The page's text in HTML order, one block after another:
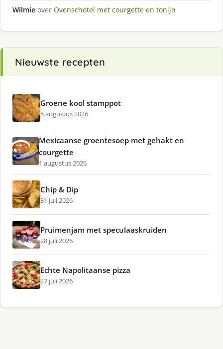
Wilmie over Ovenschotel met courgette en tonijn
Nieuwste recepten
Groene kool stamppot
5 augustus 2026
Mexicaanse groentesoep met gehakt en
courgette
1 augustus 2026
Chip & Dip
31 juli 2026
Pruimenjam met speculaaskruiden
28 juli 2026
Echte Napolitaanse pizza
27 juli 2026